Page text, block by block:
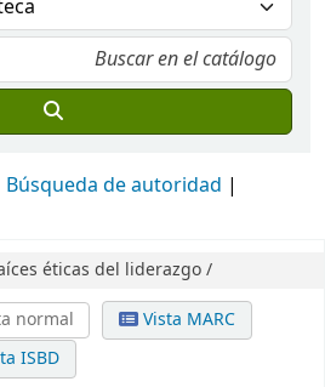
Búsqueda de autoridad
éticas del liderazgo /
normal
Vista MARC
ISBD